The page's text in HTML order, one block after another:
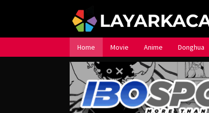
Home Movie Anime Donghua